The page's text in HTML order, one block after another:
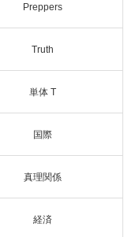
Preppers
Truth
単体 T
国際
真理関係
経済